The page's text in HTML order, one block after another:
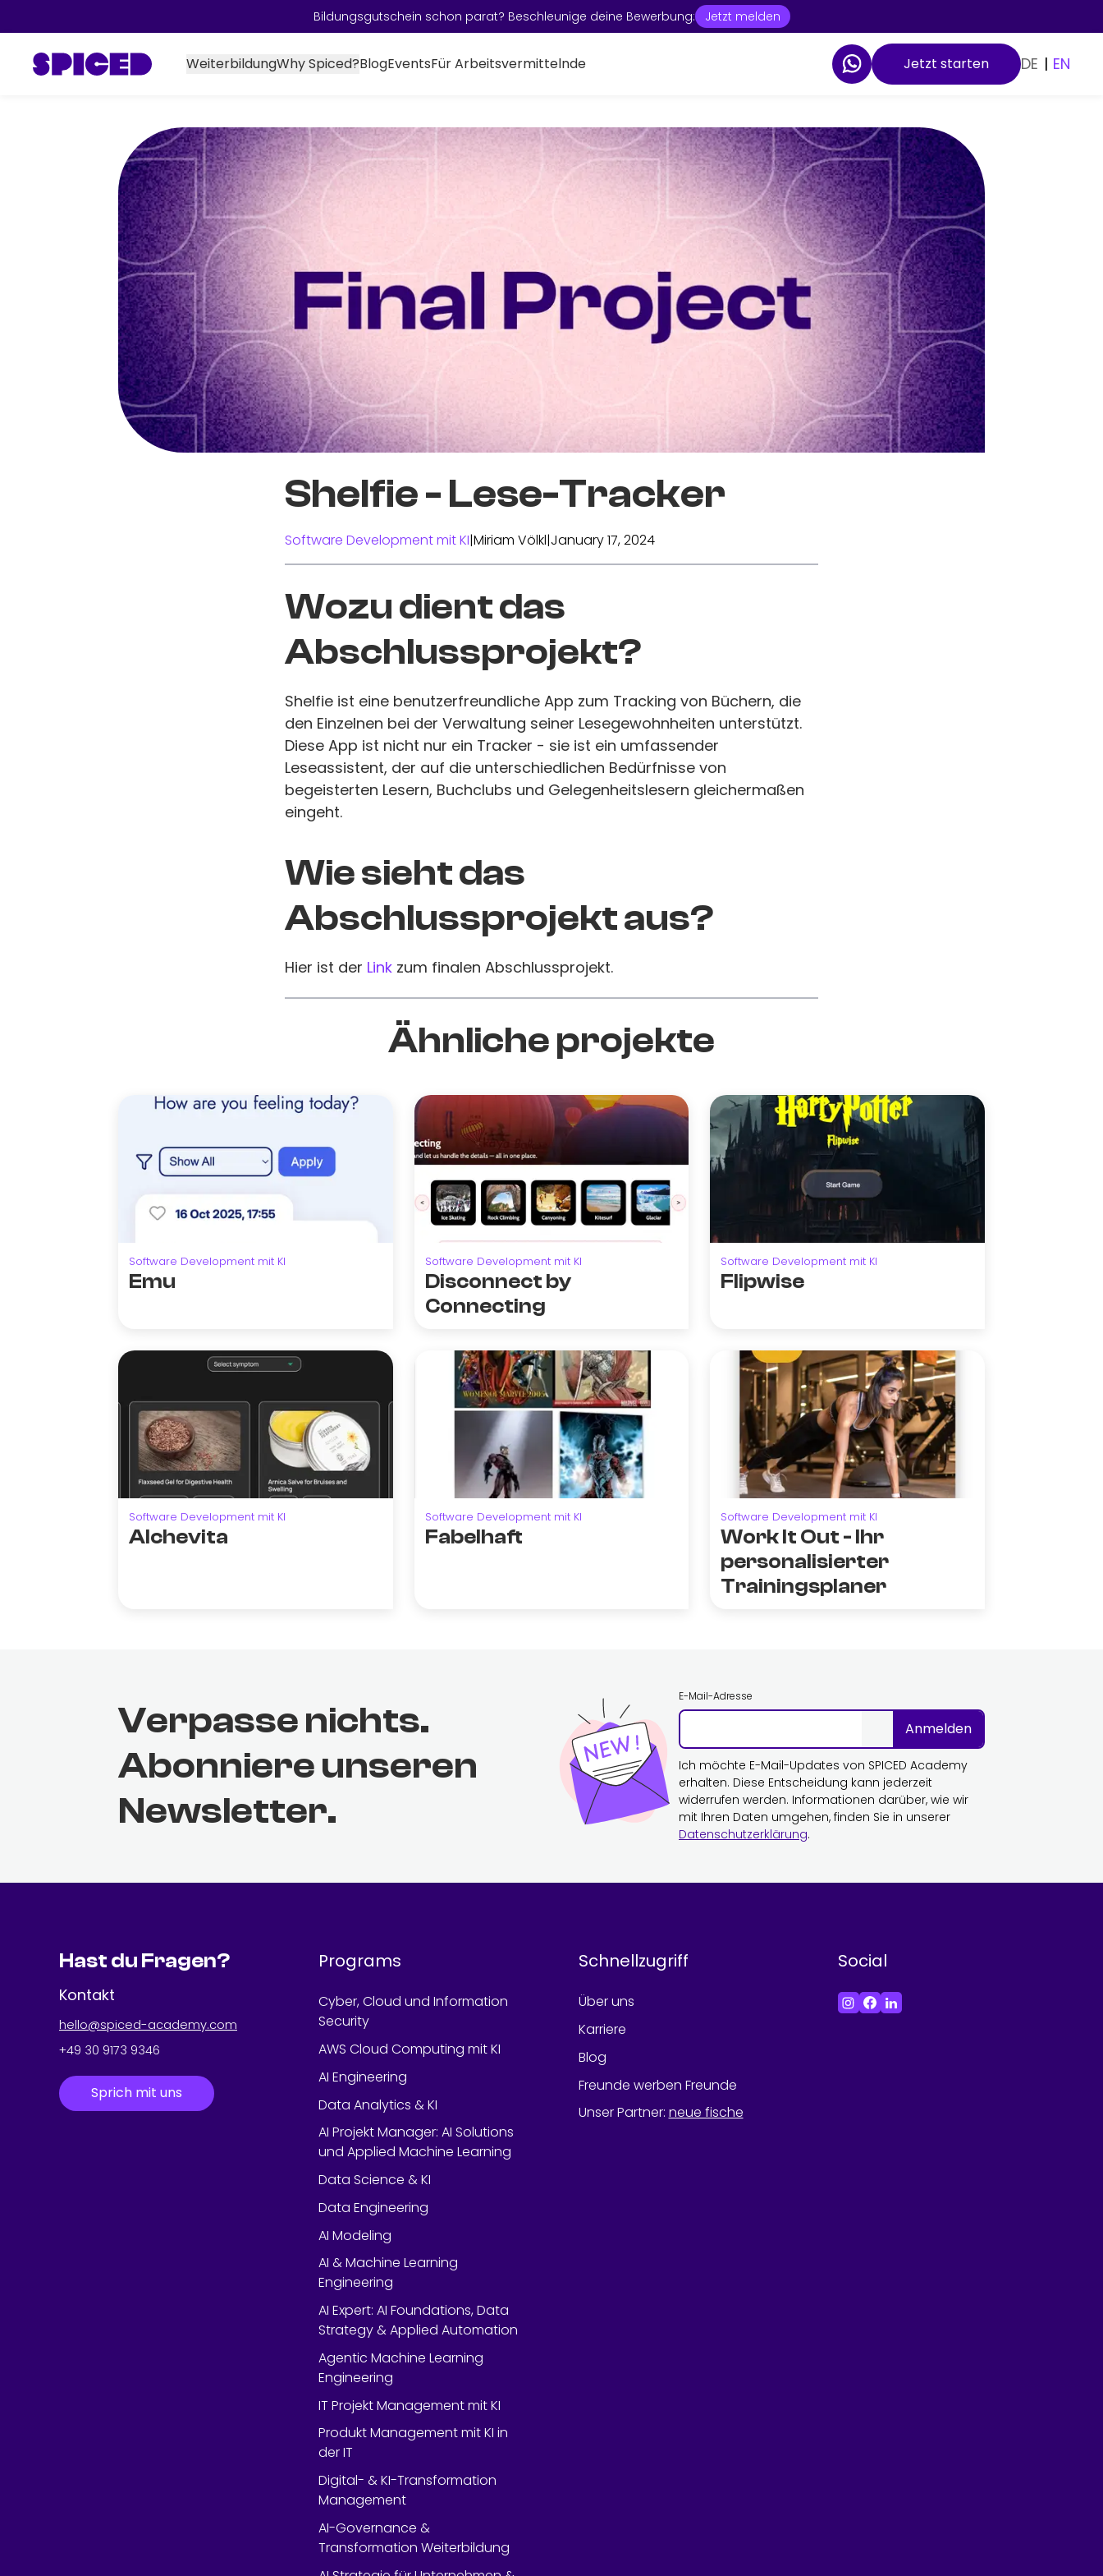
Bildungsgutschein schon parat? Beschleunige deine Bewerbung: Jetzt melden
WeiterbildungWhy Spiced?BlogEventsFür Arbeitsvermittelnde Jetzt starten DE | EN
Shelfie - Lese-Tracker
Software Development mit KI|Miriam Völkl|January 17, 2024
Wozu dient das
Abschlussprojekt?
Shelfie ist eine benutzerfreundliche App zum Tracking von Büchern, die
den Einzelnen bei der Verwaltung seiner Lesegewohnheiten unterstützt.
Diese App ist nicht nur ein Tracker - sie ist ein umfassender
Leseassistent, der auf die unterschiedlichen Bedürfnisse von
begeisterten Lesern, Buchclubs und Gelegenheitslesern gleichermaßen
eingeht.
Wie sieht das
Abschlussprojekt aus?
Hier ist der Link zum finalen Abschlussprojekt.
Ähnliche projekte
Software Development mit KI
Emu
Software Development mit KI
Disconnect by
Connecting
Software Development mit KI
Flipwise
Software Development mit KI
Alchevita
Software Development mit KI
Fabelhaft
Software Development mit KI
Work It Out - Ihr
personalisierter
Trainingsplaner
Verpasse nichts.
Abonniere unseren
Newsletter.
E-Mail-Adresse
Anmelden
Ich möchte E-Mail-Updates von SPICED Academy
erhalten. Diese Entscheidung kann jederzeit
widerrufen werden. Informationen darüber, wie wir
mit Ihren Daten umgehen, finden Sie in unserer
Datenschutzerklärung.
Hast du Fragen?
Kontakt
hello@spiced-academy.com
+49 30 9173 9346
Sprich mit uns
Programs
Cyber, Cloud und Information
Security
AWS Cloud Computing mit KI
AI Engineering
Data Analytics & KI
AI Projekt Manager: AI Solutions
und Applied Machine Learning
Data Science & KI
Data Engineering
AI Modeling
AI & Machine Learning
Engineering
AI Expert: AI Foundations, Data
Strategy & Applied Automation
Agentic Machine Learning
Engineering
IT Projekt Management mit KI
Produkt Management mit KI in
der IT
Digital- & KI-Transformation
Management
AI-Governance &
Transformation Weiterbildung
Schnellzugriff
Über uns
Karriere
Blog
Freunde werben Freunde
Unser Partner: neue fische
Social